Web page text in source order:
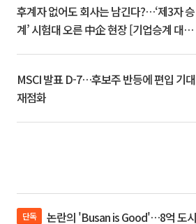
후계자 없어도 회사는 남긴다?…‘제3자 승
계’ 시험대 오른 中企 현장 [기업승계 대전
MSCI 발표 D-7…후보주 반등에 편입 기대
재점화
단독